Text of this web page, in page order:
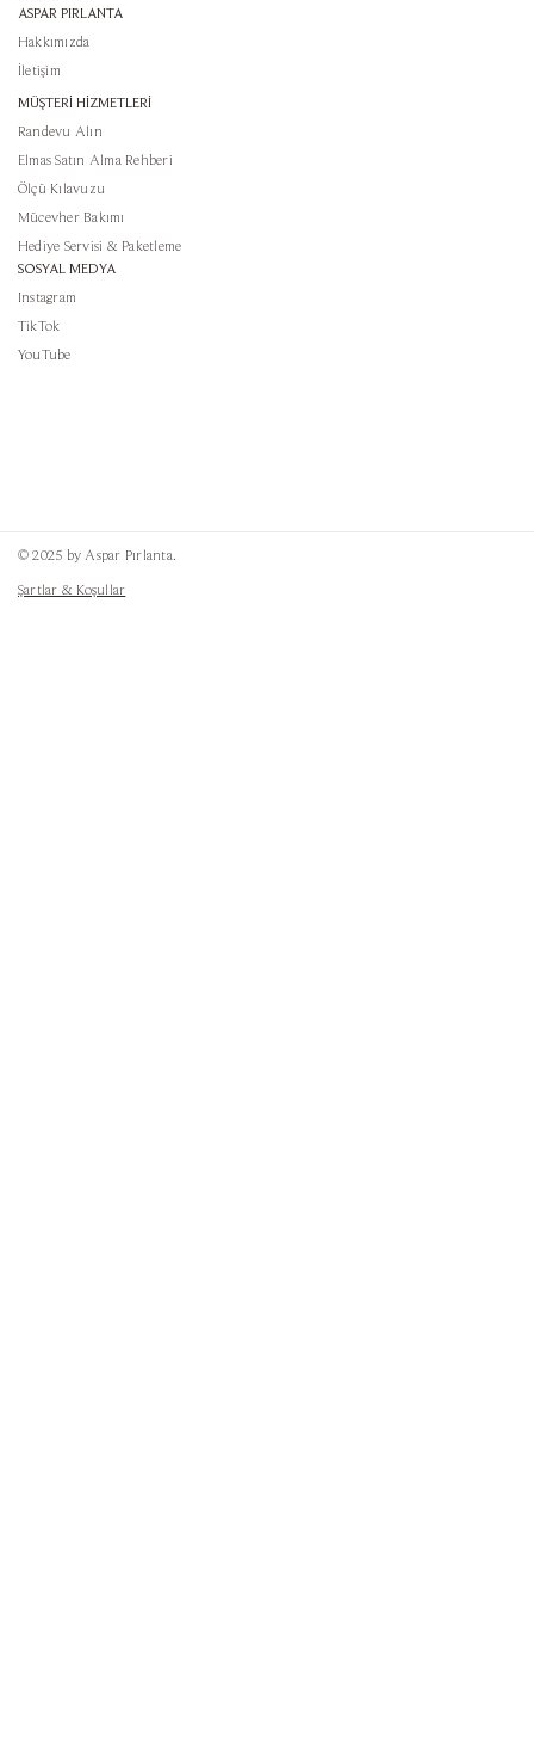
ASPAR PIRLANTA
Hakkımızda
İletişim
MÜŞTERİ HİZMETLERİ
Randevu Alın
Elmas Satın Alma Rehberi
Ölçü Kılavuzu
Mücevher Bakımı
Hediye Servisi & Paketleme
SOSYAL MEDYA
Instagram
TikTok
YouTube
© 2025 by Aspar Pırlanta.
Şartlar & Koşullar